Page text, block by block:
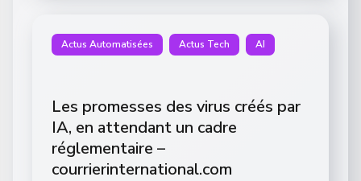
Actus Automatisées Actus Tech AI
Les promesses des virus créés par
IA, en attendant un cadre
réglementaire –
courrierinternational.com